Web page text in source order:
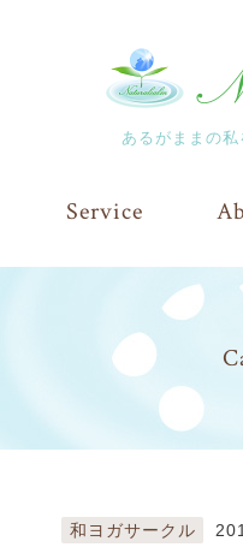
あるがままの
Service
和ヨガサークル